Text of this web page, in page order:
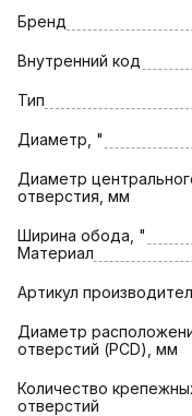
Бренд
Внутренний код
Тип
Диаметр, "
Диаметр
отверстия, мм
Ширина обода, "
Материал
Артикул
Диаметр
отверстий (PCD), мм
Количество
отверстий